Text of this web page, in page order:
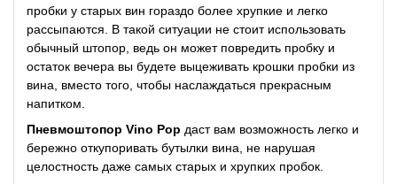
пробки у старых вин гораздо более хрупкие и легко
рассыпаются. В такой ситуации не стоит использовать
обычный штопор, ведь он может повредить пробку и
остаток вечера вы будете выцеживать крошки пробки из
вина, вместо того, чтобы наслаждаться прекрасным
напитком.
Пневмоштопор Vino Pop даст вам возможность легко и
бережно откупоривать бутылки вина, не нарушая
целостность даже самых старых и хрупких пробок.